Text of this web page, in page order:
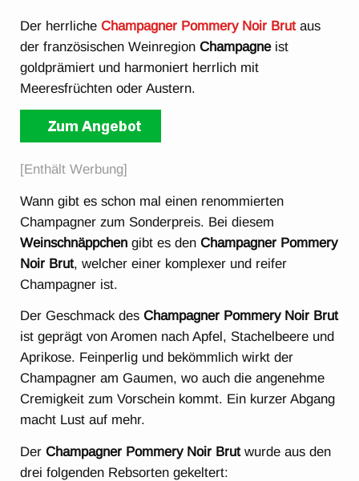
Der herrlicheChampagner Pommery Noir Brutaus
der französischen WeinregionChampagneist
goldprämiert und harmoniert herrlich mit
Meeresfrüchten oder Austern.
[Enthält Werbung]
Wann gibt es schon mal einen renommierten
Champagner zum Sonderpreis. Bei diesem
Weinschnäppchen gibt es den Champagner Pommery
Noir Brut, welcher einer komplexer und reifer
Champagner ist.
Der Geschmack desChampagner Pommery Noir Brut
ist geprägt von Aromen nach Apfel, Stachelbeere und
Aprikose. Feinperlig und bekömmlich wirkt der
Champagner am Gaumen, wo auch die angenehme
Cremigkeit zum Vorschein kommt. Ein kurzer Abgang
macht Lust auf mehr.
DerChampagner Pommery Noir Brutwurde aus den
drei folgenden Rebsorten gekeltert: